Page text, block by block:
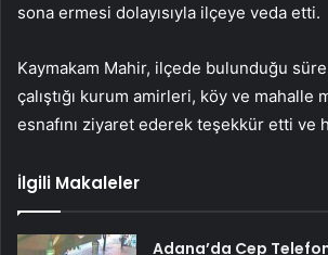
sona ermesi dolayısıyla ilçeye veda etti.
Kaymakam Mahir, ilçede bulunduğu
çalıştığı kurum amirleri, köy ve mahalle
esnafını ziyaret ederek teşekkür etti ve
İlgili Makaleler
Adana’da Cep